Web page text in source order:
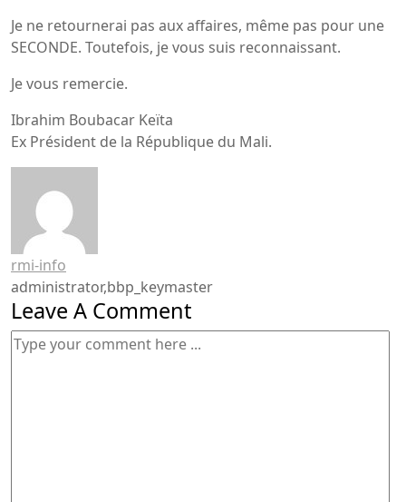
Je ne retournerai pas aux affaires, même pas pour une
SECONDE. Toutefois, je vous suis reconnaissant.
Je vous remercie.
Ibrahim Boubacar Keïta
Ex Président de la République du Mali.
rmi-info
administrator,bbp_keymaster
Leave A Comment